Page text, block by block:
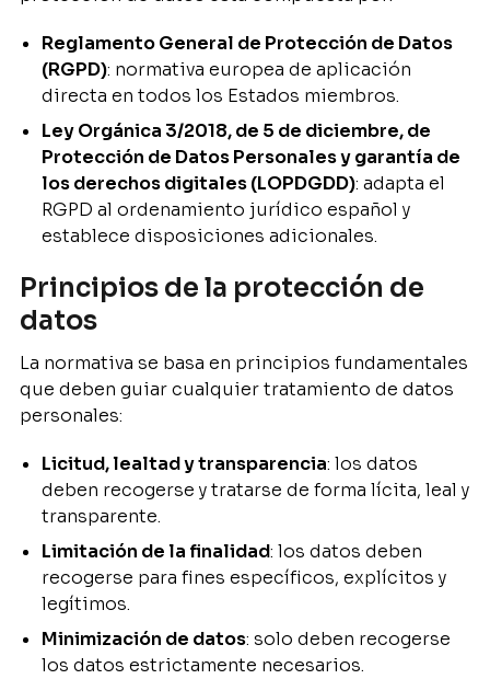
Reglamento General de Protección de Datos
(RGPD): normativa europea de aplicación
directa en todos los Estados miembros.
Ley Orgánica 3/2018, de 5 de diciembre, de
Protección de Datos Personales y garantía de
los derechos digitales (LOPDGDD): adapta el
RGPD al ordenamiento jurídico español y
establece disposiciones adicionales.
Principios de la protección de
datos
La normativa se basa en principios fundamentales
que deben guiar cualquier tratamiento de datos
personales:
Licitud, lealtad y transparencia: los datos
deben recogerse y tratarse de forma lícita, leal y
transparente.
Limitación de la finalidad: los datos deben
recogerse para fines específicos, explícitos y
legítimos.
Minimización de datos: solo deben recogerse
los datos estrictamente necesarios.